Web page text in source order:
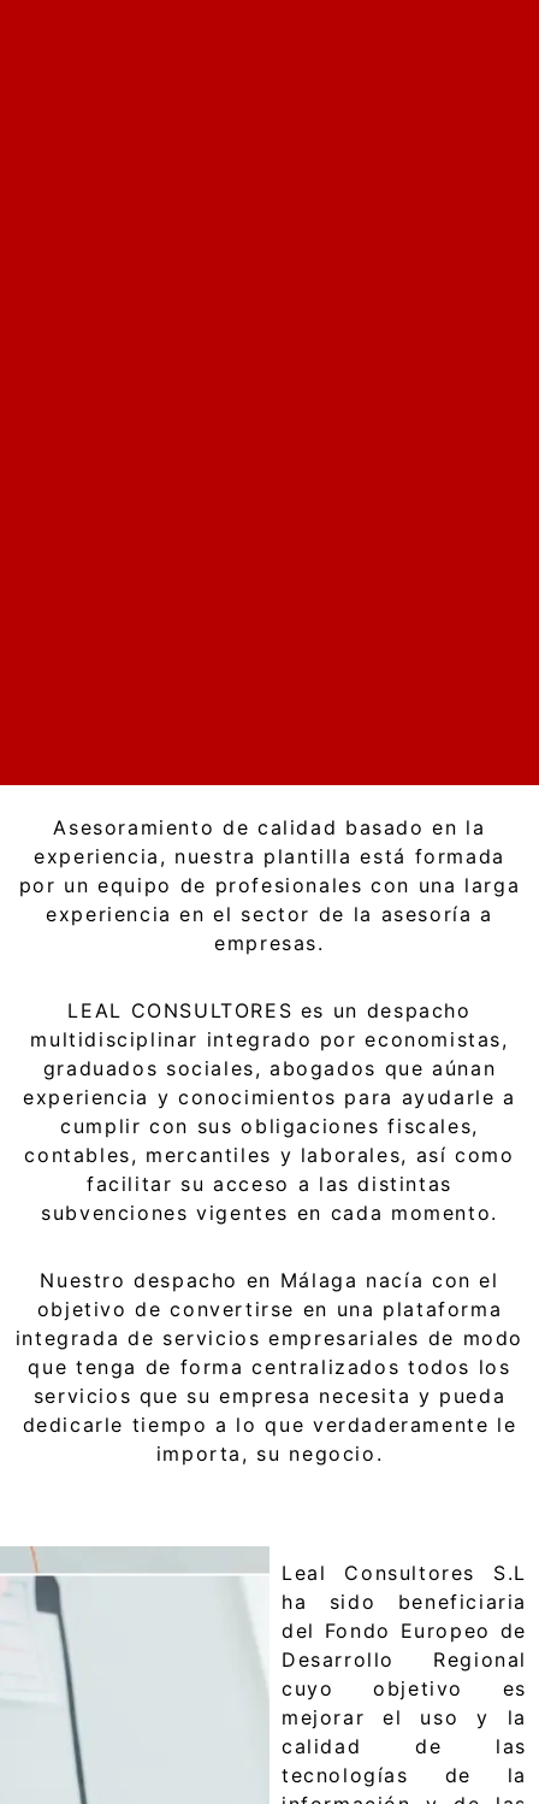
Asesoramiento de calidad basado en la
experiencia, nuestra plantilla está formada
por un equipo de profesionales con una larga
experiencia en el sector de la asesoría a
empresas.
LEAL CONSULTORES es un despacho
multidisciplinar integrado por economistas,
graduados sociales, abogados que aúnan
experiencia y conocimientos para ayudarle a
cumplir con sus obligaciones fiscales,
contables, mercantiles y laborales, así como
facilitar su acceso a las distintas
subvenciones vigentes en cada momento.
Nuestro despacho en Málaga nacía con el
objetivo de convertirse en una plataforma
integrada de servicios empresariales de modo
que tenga de forma centralizados todos los
servicios que su empresa necesita y pueda
dedicarle tiempo a lo que verdaderamente le
importa, su negocio.
Leal Consultores S.L
ha sido beneficiaria
del Fondo Europeo de
Desarrollo Regional
cuyo objetivo es
mejorar el uso y la
calidad de las
tecnologías de la